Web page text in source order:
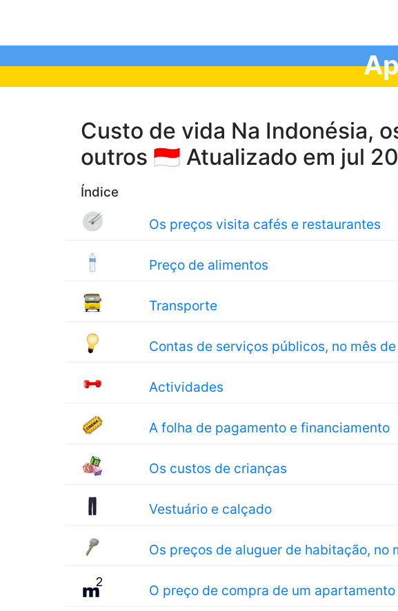
Custo de vida Na Indonésia,
outros 🇮🇩 Atualizado em jul
Índice
Os preços visita cafés e restaurantes
Preço de alimentos
Transporte
Contas de serviços públicos, no mês de
Actividades
A folha de pagamento e financiamento
Os custos de crianças
Vestuário e calçado
Os preços de aluguer de habitação, no
O preço de compra de um apartamento